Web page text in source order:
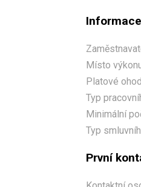
Místo
Platové
Typ
Minimální
Typ
První